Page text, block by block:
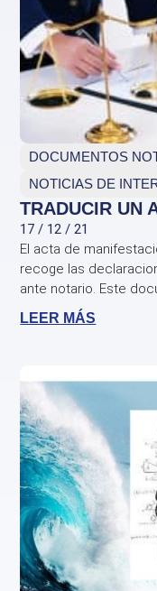
DOCUMENTOS
NOTICIAS DE
TRADUCIR UN
17 / 12 / 21
El acta de
recoge las
ante notario. Este
LEER MÁS